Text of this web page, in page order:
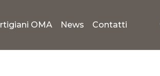
OMA News Contatti